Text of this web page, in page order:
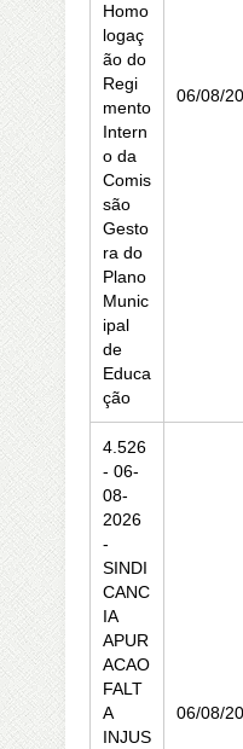
Homo
logaç
ão do
Regi
mento
Intern
o da
Comis
são
Gesto
ra do
Plano
Munic
ipal
de
Educa
ção
06/08/
4.526
- 06-
08-
2026
-
SINDI
CANC
IA
APUR
ACAO
FALT
A
INJUS
06/08/